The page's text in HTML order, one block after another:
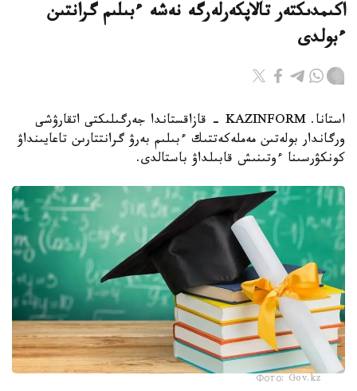
اكىمدىكتەر تالاپكەرلەرگە نەشە ءبىلىم گرانتىن
ءبولدى
استانا. KAZINFORM - قازاقستاندا جەرگىلىكتى اتقارۋشى
ورگاندار بولەتىن مەملەكەتتىك ءبىلىم بەرۋ گرانتتارىن تاعايىنداۋ
كونكۋرسىنا ءوتىنىش قابىلداۋ باستالدى.
Фото: Gov.kz